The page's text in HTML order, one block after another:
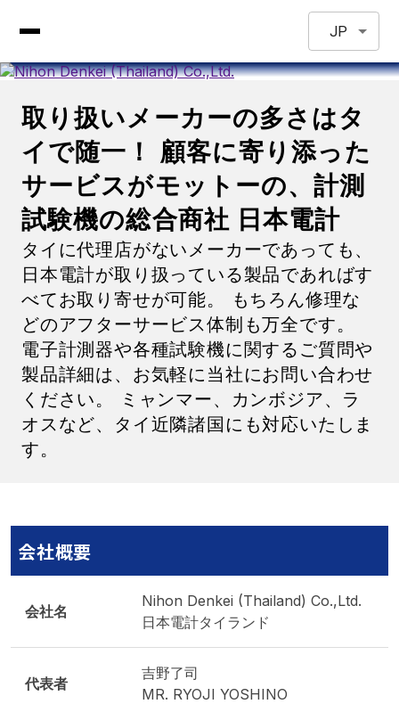
JP
取り扱いメーカーの多さはタ
イで随一！ 顧客に寄り添った
サービスがモットーの、計測
試験機の総合商社 日本電計
タイに代理店がないメーカーであっても、
日本電計が取り扱っている製品であればす
べてお取り寄せが可能。 もちろん修理な
どのアフターサービス体制も万全です。
電子計測器や各種試験機に関するご質問や
製品詳細は、お気軽に当社にお問い合わせ
ください。 ミャンマー、カンボジア、ラ
オスなど、タイ近隣諸国にも対応いたしま
す。
会社概要
会社名
Nihon Denkei (Thailand) Co.,Ltd.
日本電計タイランド
代表者
吉野了司
MR. RYOJI YOSHINO